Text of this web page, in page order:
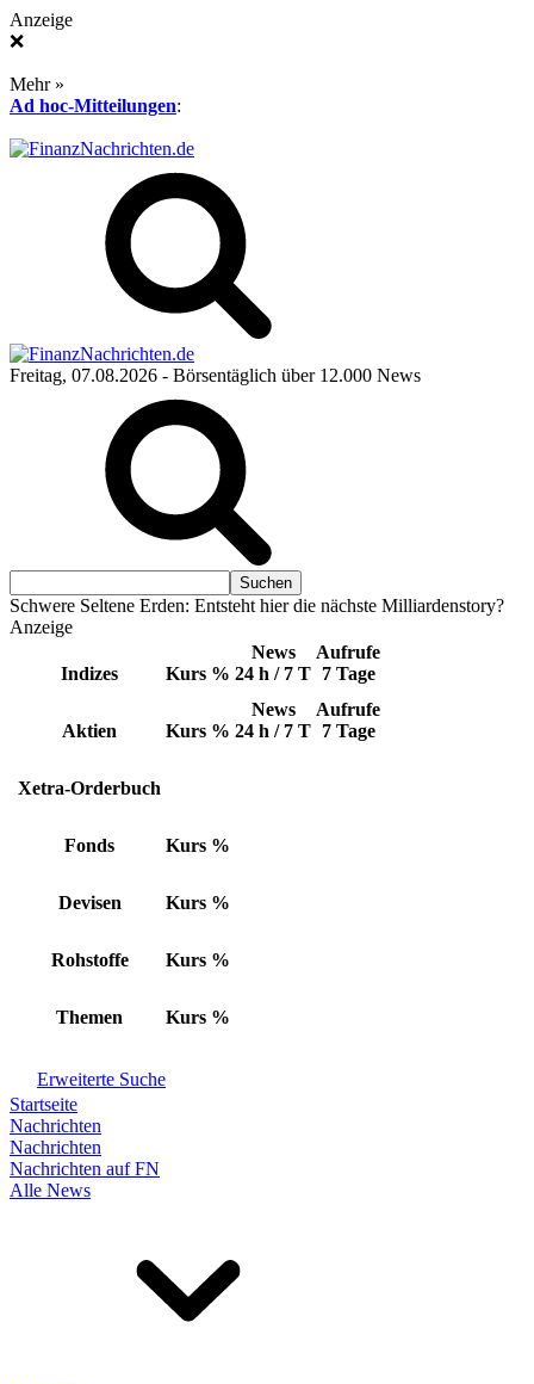
Anzeige
❌
Mehr »
Ad hoc-Mitteilungen:
Freitag, 07.08.2026 - Börsentäglich über 12.000 News
Schwere Seltene Erden: Entsteht hier die nächste Milliardenstory?
Anzeige
Indizes Kurs %
News
24 h / 7 T
Aufrufe
7 Tage
Aktien Kurs %
News
24 h / 7 T
Aufrufe
7 Tage
Xetra-Orderbuch
Fonds Kurs %
Devisen Kurs %
Rohstoffe Kurs %
Themen Kurs %
Erweiterte Suche
Startseite
Nachrichten
Nachrichten
Nachrichten auf FN
Alle News